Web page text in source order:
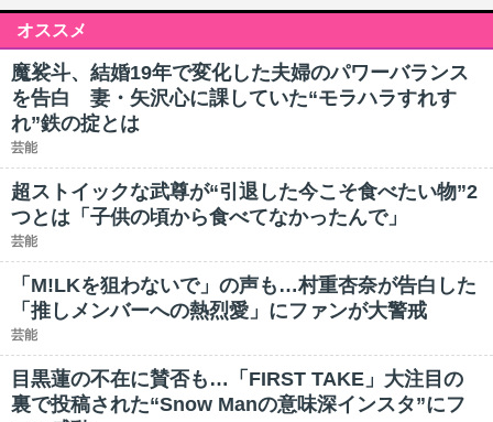
オススメ
魔裟斗、結婚19年で変化した夫婦のパワーバランス
を告白 妻・矢沢心に課していた“モラハラすれす
れ”鉄の掟とは
芸能
超ストイックな武尊が“引退した今こそ食べたい物”2
つとは「子供の頃から食べてなかったんで」
芸能
「M!LKを狙わないで」の声も…村重杏奈が告白した
「推しメンバーへの熱烈愛」にファンが大警戒
芸能
目黒蓮の不在に賛否も…「FIRST TAKE」大注目の
裏で投稿された“Snow Manの意味深インスタ”にフ